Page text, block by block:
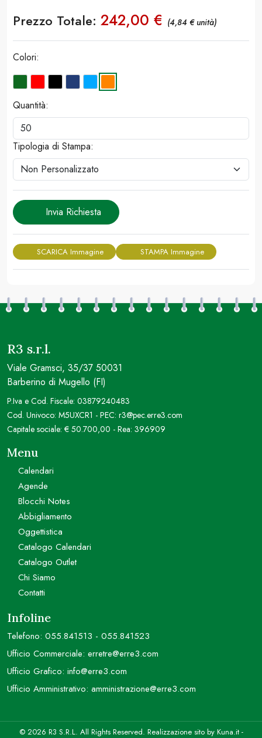
Prezzo Totale: 242,00 € (4,84 € unità)
Colori:
Quantità:
Tipologia di Stampa:
Invia Richiesta
SCARICA Immagine STAMPA Immagine
R3 s.r.l.
Viale Gramsci, 35/37 50031
Barberino di Mugello (FI)
P.Iva e Cod. Fiscale: 03879240483
Cod. Univoco: M5UXCR1 - PEC: r3@pec.erre3.com
Capitale sociale: € 50.700,00 - Rea: 396909
Menu
Calendari
Agende
Blocchi Notes
Abbigliamento
Oggettistica
Catalogo Calendari
Catalogo Outlet
Chi Siamo
Contatti
Infoline
Telefono: 055.841513 - 055.841523
Ufficio Commerciale: erretre@erre3.com
Ufficio Grafico: info@erre3.com
Ufficio Amministrativo: amministrazione@erre3.com
© 2026 R3 S.R.L. All Rights Reserved. Realizzazione sito by Kuna.it-